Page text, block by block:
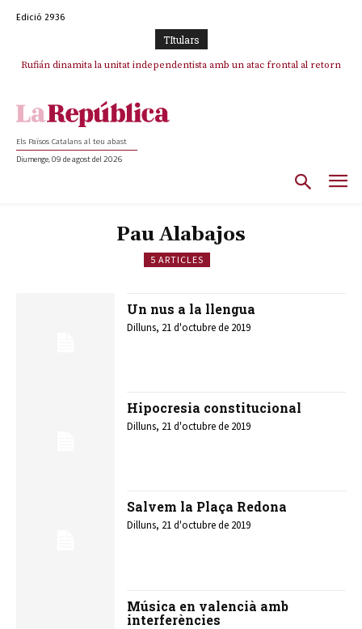
Edició 2936
TItulars
Rufián dinamita la unitat independentista amb un atac frontal al retorn
Els Països Catalans al teu abast
Diumenge, 09 de agost del 2026
Pau Alabajos
5 ARTICLES
Un nus a la llengua
Dilluns, 21 d'octubre de 2019
Hipocresia constitucional
Dilluns, 21 d'octubre de 2019
Salvem la Plaça Redona
Dilluns, 21 d'octubre de 2019
Música en valencià amb
interferències